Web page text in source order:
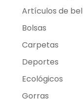
Artículos de
Bolsas
Carpetas
Deportes
Ecológicos
Gorras